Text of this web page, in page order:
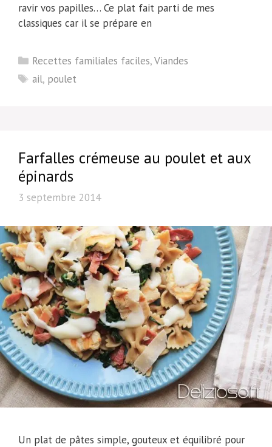
ravir vos papilles… Ce plat fait parti de mes
classiques car il se prépare en
Catégories
Recettes familiales faciles,Viandes
Étiquettes
ail, poulet
Farfalles crémeuse au poulet et aux
épinards
3 septembre 2014
Un plat de pâtes simple, gouteux et équilibré pour